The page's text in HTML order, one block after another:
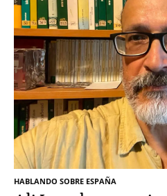
HABLANDO SOBRE ESPAÑA